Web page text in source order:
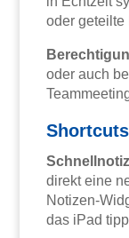
oder geteilte
oder auch
Schnellnotiz
direkt eine
Notizen-
das iPad